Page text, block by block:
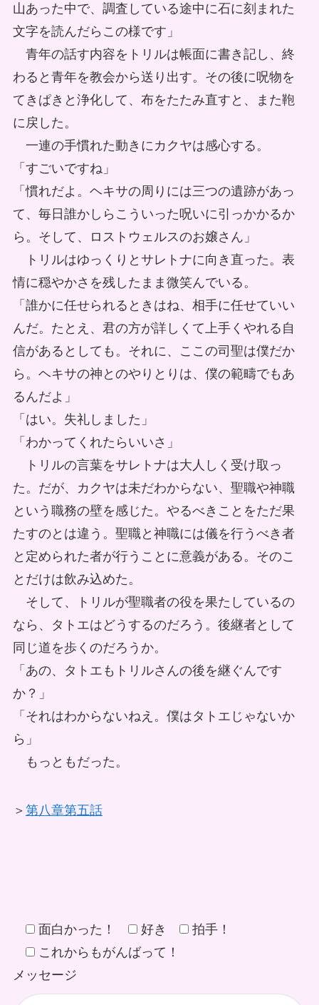
山あった中で、調査している途中に石に刻まれた
文字を読んだらこの様です」
青年の話す内容をトリルは帳面に書き記し、終
わると青年を教会から送り出す。その後に呪物を
てきぱきと浄化して、布をたたみ直すと、また鞄
に戻した。
一連の手慣れた動きにカクヤは感心する。
「すごいですね」
「慣れだよ。ヘキサの周りには三つの遺跡があっ
て、毎日誰かしらこういった呪いに引っかかるか
ら。そして、ロストウェルスのお嬢さん」
トリルはゆっくりとサレトナに向き直った。表
情に穏やかさを残したまま微笑んでいる。
「誰かに任せられるときはね、相手に任せていい
んだ。たとえ、君の方が詳しくて上手くやれる自
信があるとしても。それに、ここの司聖は僕だか
ら。ヘキサの神とのやりとりは、僕の範疇でもあ
るんだよ」
「はい。失礼しました」
「わかってくれたらいいさ」
トリルの言葉をサレトナは大人しく受け取っ
た。だが、カクヤは未だわからない、聖職や神職
という職務の壁を感じた。やるべきことをただ果
たすのとは違う。聖職と神職には儀を行うべき者
と定められた者が行うことに意義がある。そのこ
とだけは飲み込めた。
そして、トリルが聖職者の役を果たしているの
なら、タトエはどうするのだろう。後継者として
同じ道を歩くのだろうか。
「あの、タトエもトリルさんの後を継ぐんです
か？」
「それはわからないねえ。僕はタトエじゃないか
ら」
もっともだった。
＞ 第八章第五話
面白かった！ 好き
拍手！
これからもがんばって！
メッセージ